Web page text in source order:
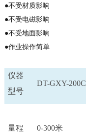
●不受材质影响
●不受电磁影响
●不受地面影响
●作业操作简单
仪器
型号
DT-GXY-200C
量程 0-300米